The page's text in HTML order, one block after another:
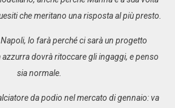
che meritano una risposta al più presto.
lo farà perché ci sarà un progetto
dovrà ritoccare gli ingaggi, e penso
sia normale.
da podio nel mercato di gennaio: va